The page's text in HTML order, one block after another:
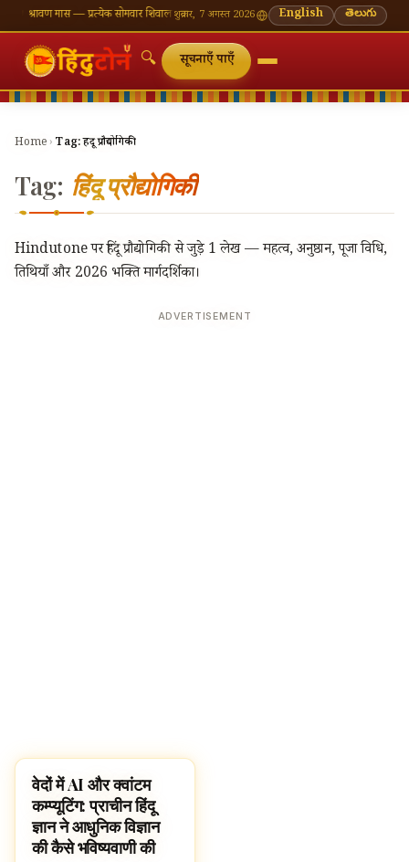
श्रावण मास — प्रत्येक सोमवार शिवालय दर्शन का महत्व🌸 गणेश चतुर्थी — भाद्रपद शुक्ल चतुर्थी ⛩
शुक्रवार, 7 अगस्त 2026 English తెలుగు
🔍 सूचनाएँ पाएँ
Home › Tag:हिंदू प्रौद्योगिकी
Tag: हिंदू प्रौद्योगिकी
Hindutone पर हिंदू प्रौद्योगिकी से जुड़े 1 लेख — महत्व, अनुष्ठान, पूजा विधि,
तिथियाँ और 2026 भक्ति मार्गदर्शिका।
ADVERTISEMENT
HINDUISM
वेदों में AI और क्वांटम
कम्प्यूटिंग: प्राचीन हिंदू
ज्ञान ने आधुनिक विज्ञान
की कैसे भविष्यवाणी की